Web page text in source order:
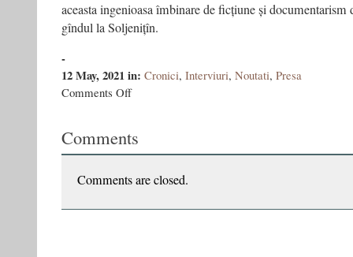
aceasta ingenioasa îmbinare de ficțiune și
gîndul la Soljenițîn.
-
12 May, 2021in: Cronici, Interviuri, Noutati, Presa
Comments Offon
revoluția
Comments
Comments are closed.